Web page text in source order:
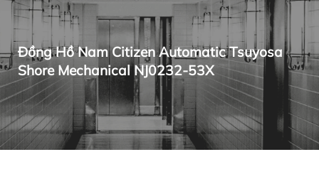
Đồng Hồ Nam Citizen Automatic Tsuyosa
Shore Mechanical NJ0232-53X